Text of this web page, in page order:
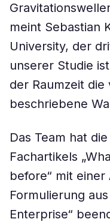
meint Sebastian
University, der
unserer Studie
der Raumzeit
beschriebene
Das Team hat
Fachartikels
before“ mit
Formulierung
Enterprise“